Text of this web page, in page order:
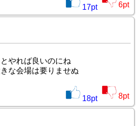
17pt 6pt
やれば良いのにね
な会場は要りませぬ
18pt 8pt